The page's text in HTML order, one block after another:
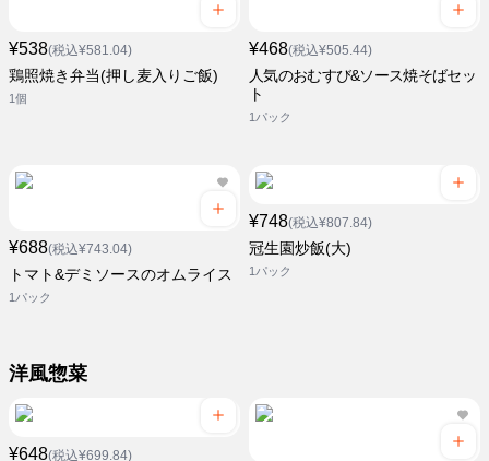
¥538(税込¥581.04)
鶏照焼き弁当(押し麦入りご飯)
1個
¥468(税込¥505.44)
人気のおむすび&ソース焼そばセッ
ト
1パック
¥688(税込¥743.04)
トマト&デミソースのオムライス
1パック
¥748(税込¥807.84)
冠生園炒飯(大)
1パック
洋風惣菜
¥648(税込¥699.84)